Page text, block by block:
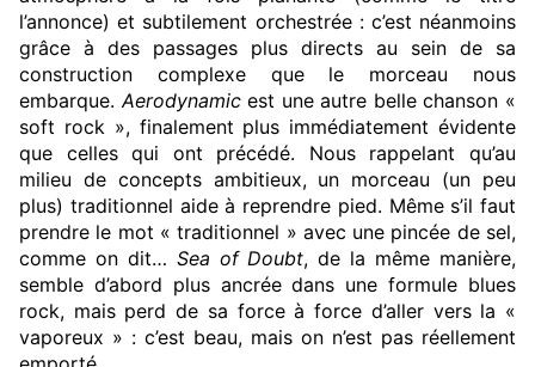
l’annonce) et subtilement orchestrée : c’est néanmoins
grâce à des passages plus directs au sein de sa
construction complexe que le morceau nous
embarque. Aerodynamic est une autre belle chanson «
soft rock », finalement plus immédiatement évidente
que celles qui ont précédé. Nous rappelant qu’au
milieu de concepts ambitieux, un morceau (un peu
plus) traditionnel aide à reprendre pied. Même s’il faut
prendre le mot « traditionnel » avec une pincée de sel,
comme on dit… Sea of Doubt, de la même manière,
semble d’abord plus ancrée dans une formule blues
rock, mais perd de sa force à force d’aller vers la «
vaporeux » : c’est beau, mais on n’est pas réellement